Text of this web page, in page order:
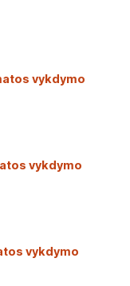
vykdymo
vykdymo
vykdymo